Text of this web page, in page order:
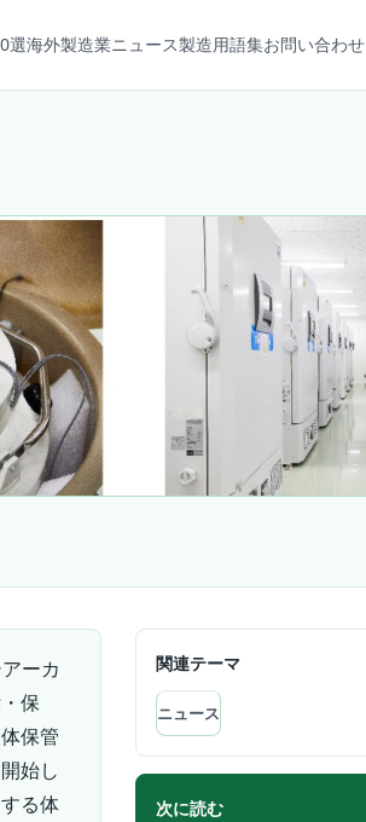
選海外製造業ニュース製造用語集お問い合わせ
ーカ
保
保管
始し
る体
関連テーマ
ニュース
次に読む